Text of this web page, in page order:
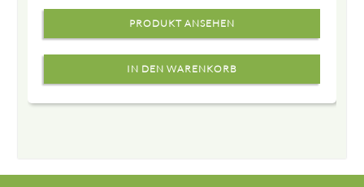
PRODUKT ANSEHEN